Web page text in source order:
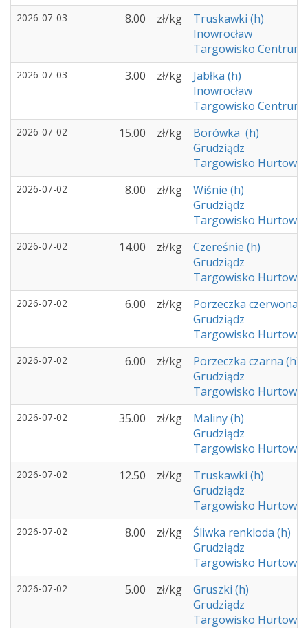
2026-07-03 8.00 zł/kg
Truskawki (h)
Inowrocław
Targowisko Centrum
2026-07-03 3.00 zł/kg
Jabłka (h)
Inowrocław
Targowisko Centrum
2026-07-02 15.00 zł/kg
Borówka (h)
Grudziądz
Targowisko Hurtowe
2026-07-02 8.00 zł/kg
Wiśnie (h)
Grudziądz
Targowisko Hurtowe
2026-07-02 14.00 zł/kg
Czereśnie (h)
Grudziądz
Targowisko Hurtowe
2026-07-02 6.00 zł/kg
Porzeczka czerwona
Grudziądz
Targowisko Hurtowe
2026-07-02 6.00 zł/kg
Porzeczka czarna (h)
Grudziądz
Targowisko Hurtowe
2026-07-02 35.00 zł/kg
Maliny (h)
Grudziądz
Targowisko Hurtowe
2026-07-02 12.50 zł/kg
Truskawki (h)
Grudziądz
Targowisko Hurtowe
2026-07-02 8.00 zł/kg
Śliwka renkloda (h)
Grudziądz
Targowisko Hurtowe
2026-07-02 5.00 zł/kg
Gruszki (h)
Grudziądz
Targowisko Hurtowe